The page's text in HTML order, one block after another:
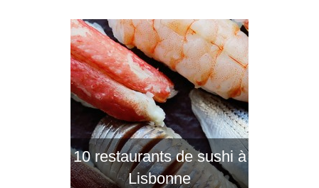
10 restaurants de sushi à
Lisbonne